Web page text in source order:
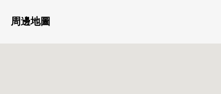
○ 設計沃爾和大理石瓷磚的裝扮的入口
周邊地圖